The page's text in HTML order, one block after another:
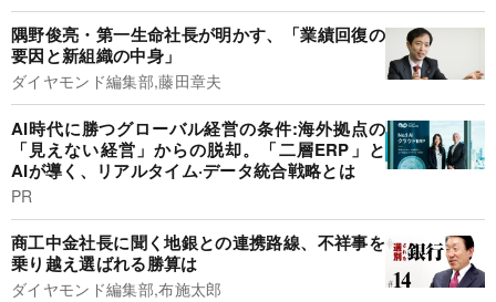
隅野俊亮・第一生命社長が明かす、「業績回復の
要因と新組織の中身」
ダイヤモンド編集部,藤田章夫
AI時代に勝つグローバル経営の条件:海外拠点の
「見えない経営」からの脱却。「二層ERP」と
AIが導く、リアルタイム·データ統合戦略とは
PR
商工中金社長に聞く地銀との連携路線、不祥事を
乗り越え選ばれる勝算は
ダイヤモンド編集部,布施太郎